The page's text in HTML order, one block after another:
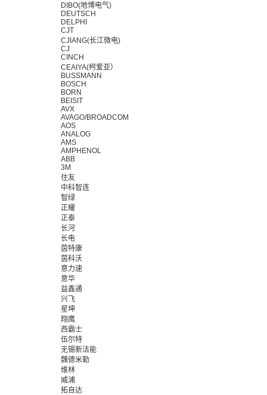
DIBO(地博电气)
DEUTSCH
DELPHI
CJT
CJIANG(长江微电)
CJ
CINCH
CEAIYA(柯爱亚）
BUSSMANN
BOSCH
BORN
BEISIT
AVX
AVAGO/BROADCOM
AOS
ANALOG
AMS
AMPHENOL
ABB
3M
住友
中科智连
智绿
正耀
正泰
长河
长电
茵特康
茵科沃
意力速
意华
益鑫通
兴飞
星坤
翔鹰
西霸士
伍尔特
无锡新洁能
魏德米勒
维林
威浦
拓自达